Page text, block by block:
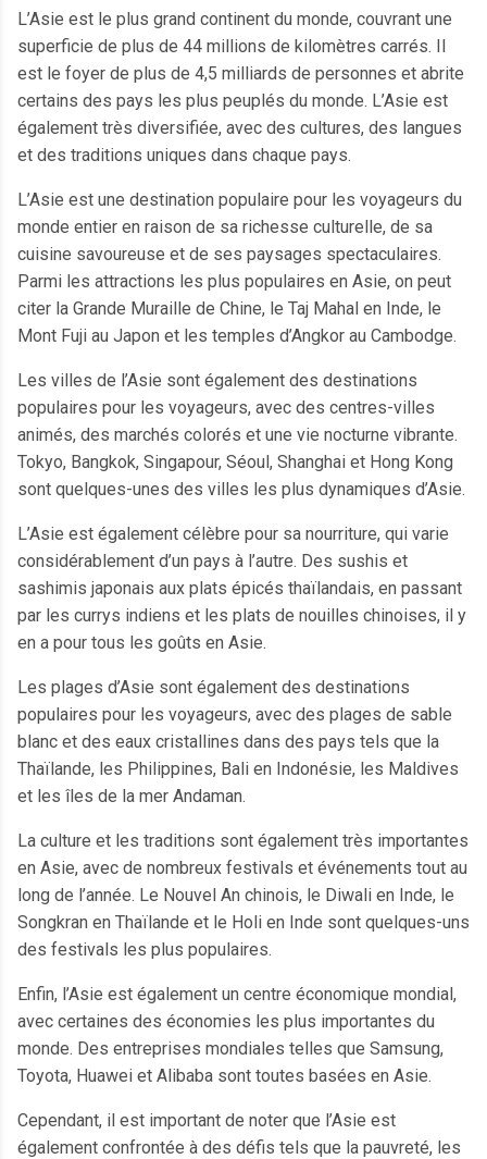
L’Asie est le plus grand continent du monde, couvrant une
superficie de plus de 44 millions de kilomètres carrés. Il
est le foyer de plus de 4,5 milliards de personnes et abrite
certains des pays les plus peuplés du monde. L’Asie est
également très diversifiée, avec des cultures, des langues
et des traditions uniques dans chaque pays.
L’Asie est une destination populaire pour les voyageurs du
monde entier en raison de sa richesse culturelle, de sa
cuisine savoureuse et de ses paysages spectaculaires.
Parmi les attractions les plus populaires en Asie, on peut
citer la Grande Muraille de Chine, le Taj Mahal en Inde, le
Mont Fuji au Japon et les temples d’Angkor au Cambodge.
Les villes de l’Asie sont également des destinations
populaires pour les voyageurs, avec des centres-villes
animés, des marchés colorés et une vie nocturne vibrante.
Tokyo, Bangkok, Singapour, Séoul, Shanghai et Hong Kong
sont quelques-unes des villes les plus dynamiques d’Asie.
L’Asie est également célèbre pour sa nourriture, qui varie
considérablement d’un pays à l’autre. Des sushis et
sashimis japonais aux plats épicés thaïlandais, en passant
par les currys indiens et les plats de nouilles chinoises, il y
en a pour tous les goûts en Asie.
Les plages d’Asie sont également des destinations
populaires pour les voyageurs, avec des plages de sable
blanc et des eaux cristallines dans des pays tels que la
Thaïlande, les Philippines, Bali en Indonésie, les Maldives
et les îles de la mer Andaman.
La culture et les traditions sont également très importantes
en Asie, avec de nombreux festivals et événements tout au
long de l’année. Le Nouvel An chinois, le Diwali en Inde, le
Songkran en Thaïlande et le Holi en Inde sont quelques-uns
des festivals les plus populaires.
Enfin, l’Asie est également un centre économique mondial,
avec certaines des économies les plus importantes du
monde. Des entreprises mondiales telles que Samsung,
Toyota, Huawei et Alibaba sont toutes basées en Asie.
Cependant, il est important de noter que l’Asie est
également confrontée à des défis tels que la pauvreté, les